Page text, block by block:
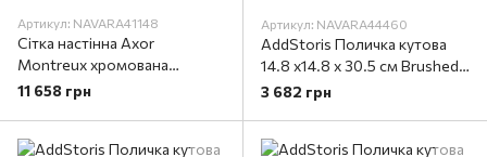
Артикул: NAVARA41148
Сітка настінна Axor
Montreux хромована
42065000
11 658 грн
Артикул: NAVARA44460
AddStoris Поличка кутова
14.8 х14.8 x 30.5 см Brushed
Black (41741340)
3 682 грн